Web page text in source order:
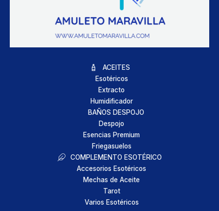
ACEITES
Esotéricos
Extracto
Humidificador
BAÑOS DESPOJO
Despojo
Esencias Premium
Friegasuelos
COMPLEMENTO ESOTÉRICO
Accesorios Esotéricos
Mechas de Aceite
Tarot
Varios Esotéricos